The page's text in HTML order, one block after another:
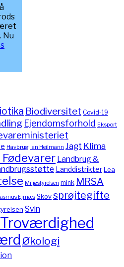
Nu
Biodiversitet Covid-19
Ejendomsforhold Eksport
Havbrug Ian Heilmann Jagt Klima
Landbrug &
LanddistrikterLea
Miljøstyrelsen mink MRSA
Ejrnæs Skov sprøjtegifte
Svin
Troværdighed
Økologi